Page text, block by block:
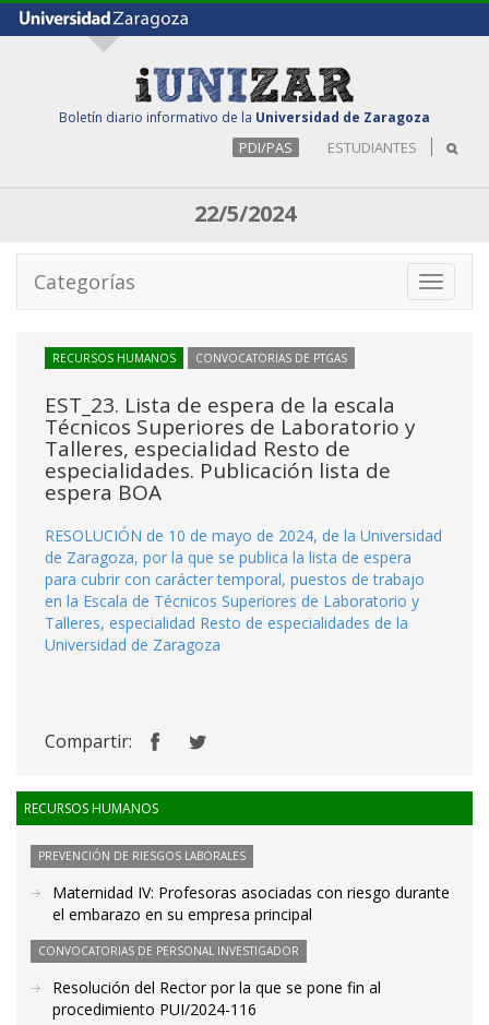
Boletín diario informativo de la Universidad de Zaragoza
PDI/PAS ESTUDIANTES
22/5/2024
Toggle
Categorías
RECURSOS HUMANOS CONVOCATORIAS DE PTGAS
EST_23. Lista de espera de la escala
Técnicos Superiores de Laboratorio y
Talleres, especialidad Resto de
especialidades. Publicación lista de
espera BOA
RESOLUCIÓN de 10 de mayo de 2024, de la Universidad
de Zaragoza, por la que se publica la lista de espera
para cubrir con carácter temporal, puestos de trabajo
en la Escala de Técnicos Superiores de Laboratorio y
Talleres, especialidad Resto de especialidades de la
Universidad de Zaragoza
Compartir:
RECURSOS HUMANOS
PREVENCIÓN DE RIESGOS LABORALES
Maternidad IV: Profesoras asociadas con riesgo durante
el embarazo en su empresa principal
CONVOCATORIAS DE PERSONAL INVESTIGADOR
Resolución del Rector por la que se pone fin al
procedimiento PUI/2024-116